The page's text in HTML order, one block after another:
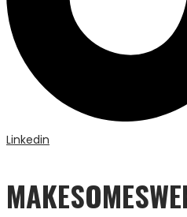
Linkedin